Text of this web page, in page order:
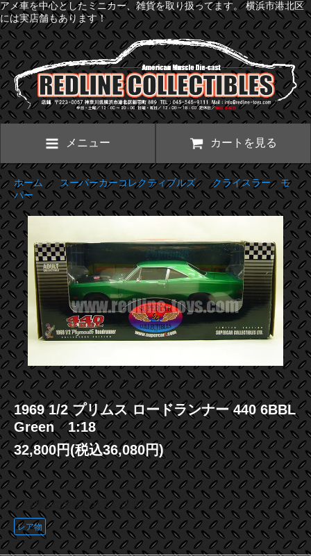
アメ車を中心としたミニカー、雑貨を取り扱ってます。 横浜市港北区
には実店舗もあります！
メニュー カートを見る
ホーム>スーパーカーコレクティブルズ>クライスラー モ
パー
1969 1/2 プリムス ロードランナー 440 6BBL
Green 1:18
32,800円(税込36,080円)
この商品に登録されているタグ
レア物